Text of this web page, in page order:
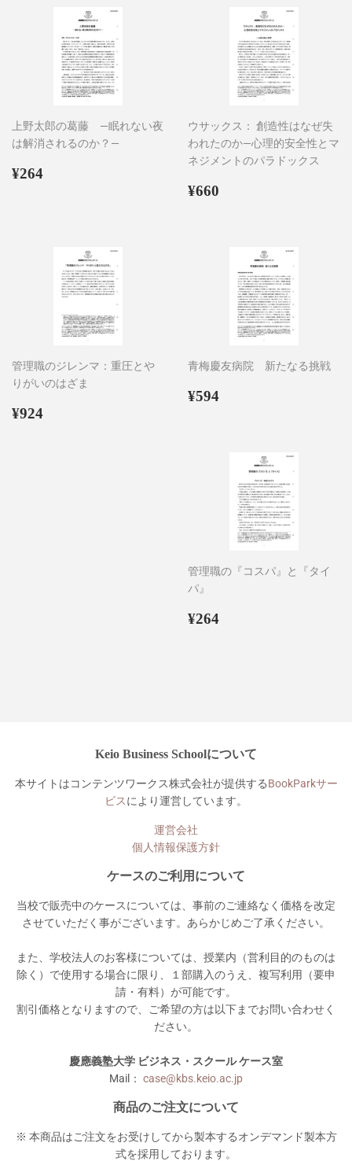
上野太郎の葛藤 ―眠れない夜
は解消されるのか？―
通
¥264
ウサックス： 創造性はなぜ失
われたのか―心理的安全性とマ
ネジメントのパラドックス
通
¥660
管理職のジレンマ：重圧とや
りがいのはざま
通
¥924
青梅慶友病院 新たなる挑戦
通
¥594
管理職の『コスパ』と『タイ
パ』
通
¥264
Keio Business Schoolについて
本サイトはコンテンツワークス株式会社が提供するBookParkサー
ビスにより運営しています。
運営会社
個人情報保護方針
ケースのご利用について
当校で販売中のケースについては、事前のご連絡なく価格を改定
させていただく事がございます。あらかじめご了承ください。
また、学校法人のお客様については、授業内（営利目的のものは
除く）で使用する場合に限り、１部購入のうえ、複写利用（要申
請・有料）が可能です。
割引価格となりますので、ご希望の方は以下までお問い合わせく
ださい。
慶應義塾大学 ビジネス・スクール ケース室
Mail： case@kbs.keio.ac.jp
商品のご注文について
※ 本商品はご注文をお受けしてから製本するオンデマンド製本方
式を採用しております。